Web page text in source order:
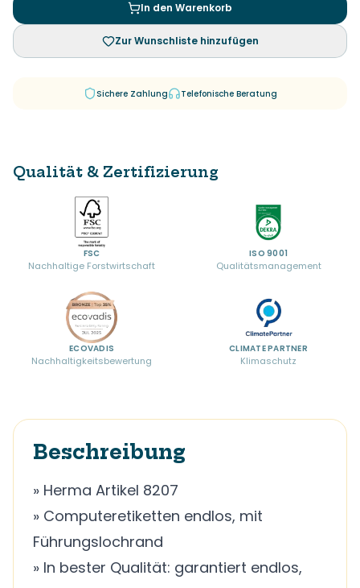
In den Warenkorb
Zur Wunschliste hinzufügen
Sichere Zahlung Telefonische Beratung
Qualität & Zertifizierung
FSC
Nachhaltige Forstwirtschaft
ISO 9001
Qualitätsmanagement
ECOVADIS
Nachhaltigkeitsbewertung
CLIMATE PARTNER
Klimaschutz
Beschreibung
» Herma Artikel 8207
» Computeretiketten endlos, mit
Führungslochrand
» In bester Qualität: garantiert endlos,